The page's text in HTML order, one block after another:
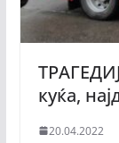
куќа,
20.04.2022